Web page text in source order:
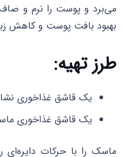
می‌برد و پوست را نرم و
بهبود بافت پوست و کاهش
طرز تهیه:
یک قاشق غذاخوری
یک قاشق غذاخوری
ماسک را با حرکات